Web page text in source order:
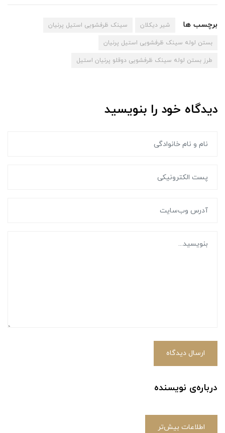
برچسب ها شیر دیکلان سینک ظرفشویی استیل پرنیان
بستن لوله سینک ظرفشویی استیل پرنیان
طرز بستن لوله سینک ظرفشویی دوقلو پرنیان استیل
دیدگاه خود را بنویسید
ارسال دیدگاه
درباره‌ی نویسنده
اطلاعات بیش‌تر